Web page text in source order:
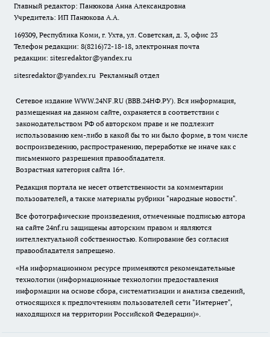
Главный редактор: Панюкова Анна Александровна
Учредитель: ИП Панюкова А.А.
169309, Республика Коми, г. Ухта, ул. Советская, д. 3, офис 23
Телефон редакции: 8(8216)72-18-18, электронная почта
редакции: sitesredaktor@yandex.ru
sitesredaktor@yandex.ru Рекламный отдел
Сетевое издание WWW.24NF.RU (ВВВ.24НФ.РУ). Вся информация,
размещенная на данном сайте, охраняется в соответствии с
законодательством РФ об авторском праве и не подлежит
использованию кем-либо в какой бы то ни было форме, в том числе
воспроизведению, распространению, переработке не иначе как с
письменного разрешения правообладателя.
Возрастная категория сайта 16+.
Редакция портала не несет ответственности за комментарии
пользователей, а также материалы рубрики "народные новости".
Все фотографические произведения, отмеченные подписью автора
на сайте 24nf.ru защищены авторским правом и являются
интеллектуальной собственностью. Копирование без согласия
правообладателя запрещено.
«На информационном ресурсе применяются рекомендательные
технологии (информационные технологии предоставления
информации на основе сбора, систематизации и анализа сведений,
относящихся к предпочтениям пользователей сети "Интернет",
находящихся на территории Российской Федерации)».